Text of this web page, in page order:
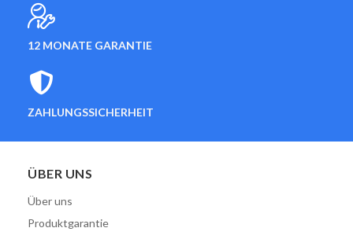
12 MONATE GARANTIE
ZAHLUNGSSICHERHEIT
ÜBER UNS
Über uns
Produktgarantie